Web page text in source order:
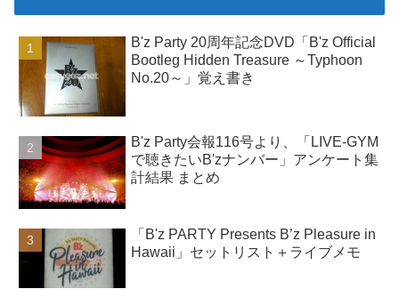
B'z Party 20周年記念DVD「B'z Official
Bootleg Hidden Treasure ～Typhoon
No.20～」覚え書き
B'z Party会報116号より、「LIVE-GYM
で聴きたいB'zナンバー」アンケート集
計結果 まとめ
「B'z PARTY Presents B’z Pleasure in
Hawaii」セットリスト＋ライブメモ